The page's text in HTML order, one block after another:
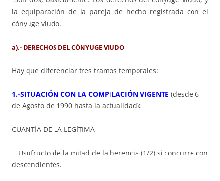
la equiparación de la pareja de hecho registrada con el
cónyuge viudo.
a).- DERECHOS DEL CÓNYUGE VIUDO
Hay que diferenciar tres tramos temporales:
1.-SITUACIÓN CON LA COMPILACIÓN VIGENTE (desde 6
de Agosto de 1990 hasta la actualidad):
CUANTÍA DE LA LEGÍTIMA
.- Usufructo de la mitad de la herencia (1/2) si concurre con
descendientes.